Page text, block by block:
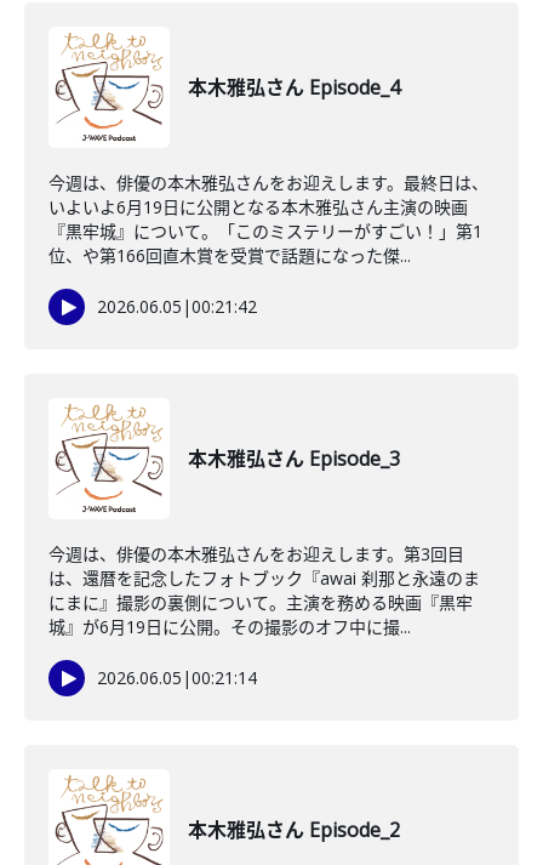
本木雅弘さん Episode_4
今週は、俳優の本木雅弘さんをお迎えします。最終日は、
いよいよ6月19日に公開となる本木雅弘さん主演の映画
『黒牢城』について。「このミステリーがすごい！」第1
位、や第166回直木賞を受賞で話題になった傑...
2026.06.05 |00:21:42
本木雅弘さん Episode_3
今週は、俳優の本木雅弘さんをお迎えします。第3回目
は、還暦を記念したフォトブック『awai 刹那と永遠のま
にまに』撮影の裏側について。主演を務める映画『黒牢
城』が6月19日に公開。その撮影のオフ中に撮...
2026.06.05 |00:21:14
本木雅弘さん Episode_2